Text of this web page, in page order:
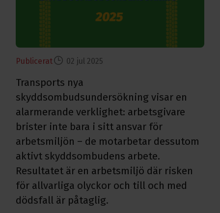
Publicerat 02 jul 2025
Transports nya
skyddsombudsundersökning visar en
alarmerande verklighet: arbetsgivare
brister inte bara i sitt ansvar för
arbetsmiljön – de motarbetar dessutom
aktivt skyddsombudens arbete.
Resultatet är en arbetsmiljö där risken
för allvarliga olyckor och till och med
dödsfall är påtaglig.